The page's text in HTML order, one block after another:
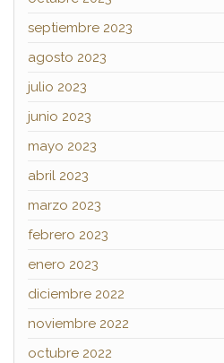
septiembre 2023
agosto 2023
julio 2023
junio 2023
mayo 2023
abril 2023
marzo 2023
febrero 2023
enero 2023
diciembre 2022
noviembre 2022
octubre 2022